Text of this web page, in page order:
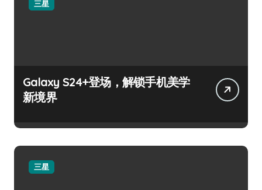
三星
Galaxy S24+登场，解锁手机美学
新境界
三星